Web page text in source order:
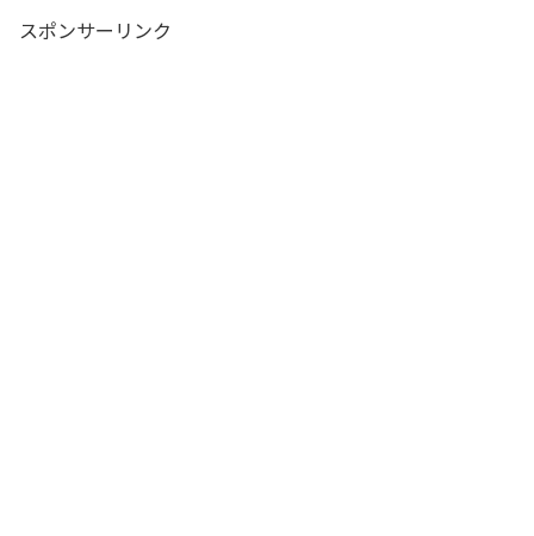
スポンサーリンク